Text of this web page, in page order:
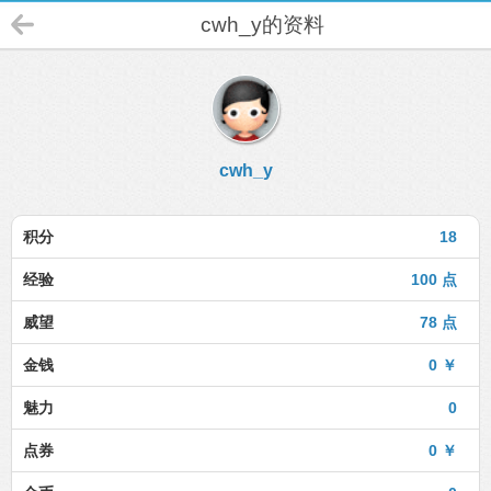
cwh_y的资料
cwh_y
18
积分
100 点
经验
78 点
威望
0 ￥
金钱
0
魅力
0 ￥
点券